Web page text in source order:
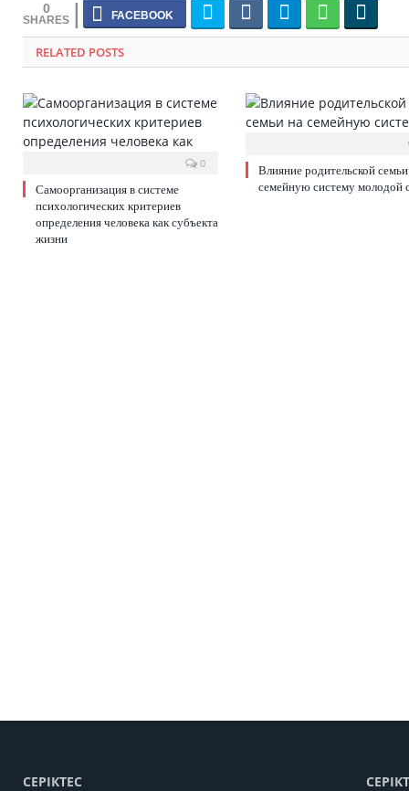
0
RELATED POSTS
0
Самоорганизация в системе
психологических критериев
определения человека как субъекта
жизни
Влияние родительской
семейную систему молодой
СЕРІКТЕС